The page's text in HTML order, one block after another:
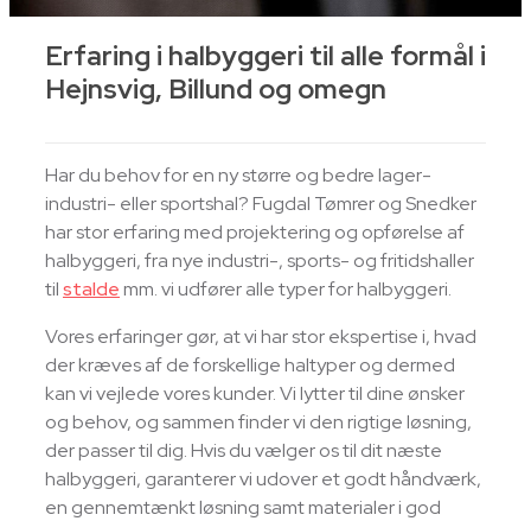
Erfaring i halbyggeri til alle formål i
Hejnsvig, Billund og omegn
Har du behov for en ny større og bedre lager-
industri- eller sportshal? Fugdal Tømrer og Snedker
har stor erfaring med projektering og opførelse af
halbyggeri, fra nye industri-, sports- og fritidshaller
tilstaldemm. vi udfører alle typer for halbyggeri.
Vores erfaringer gør, at vi har stor ekspertise i, hvad
der kræves af de forskellige haltyper og dermed
kan vi vejlede vores kunder. Vi lytter til dine ønsker
og behov, og sammen finder vi den rigtige løsning,
der passer til dig. Hvis du vælger os til dit næste
halbyggeri, garanterer vi udover et godt håndværk,
en gennemtænkt løsning samt materialer i god